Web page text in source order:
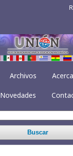
Archivos
Novedades
Buscar